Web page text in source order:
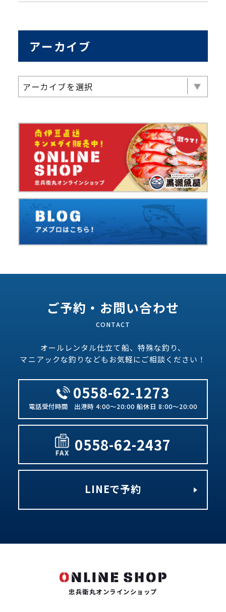
アーカイブ
アーカイブを選択
ご予約・お問い合わせ
オールレンタル仕立て船、特殊な釣り、
マニアックな釣りなどもお気軽にご相談ください！
0558-62-1273
出港時 4:00～20:00 船休日 8:00～20:00
0558-62-2437
LINEで予約